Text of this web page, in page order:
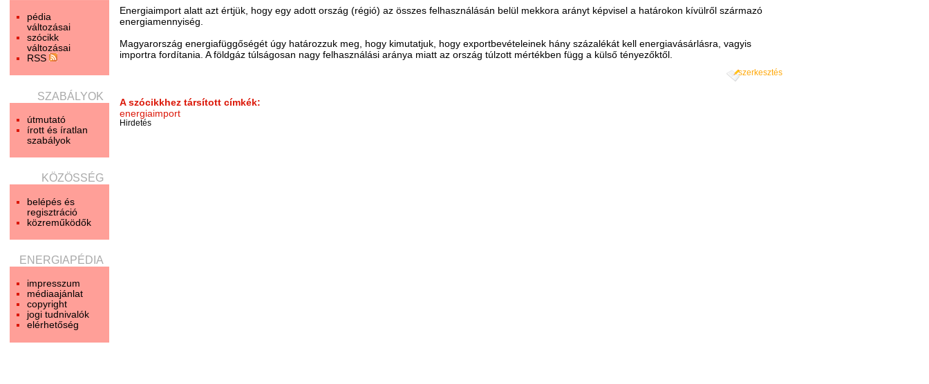
pédia
változásai
szócikk
változásai
RSS
SZABÁLYOK
útmutató
írott és íratlan
szabályok
KÖZÖSSÉG
belépés és
regisztráció
közreműködők
ENERGIAPÉDIA
impresszum
médiaajánlat
copyright
jogi tudnivalók
elérhetőség
Energiaimport alatt azt értjük, hogy egy adott ország (régió) az összes felhasználásán belül mekkora arányt képvisel a határokon kívülről származó
energiamennyiség.
Magyarország energiafüggőségét úgy határozzuk meg, hogy kimutatjuk, hogy exportbevételeinek hány százalékát kell energiavásárlásra, vagyis
importra fordítania. A földgáz túlságosan nagy felhasználási aránya miatt az ország túlzott mértékben függ a külső tényezőktől.
szerkesztés
A szócikkhez társított címkék:
energiaimport
Hirdetés